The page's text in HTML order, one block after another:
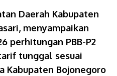
Daerah Kabupaten
menyampaikan
perhitungan PBB-P2
tunggal sesuai
Kabupaten Bojonegoro